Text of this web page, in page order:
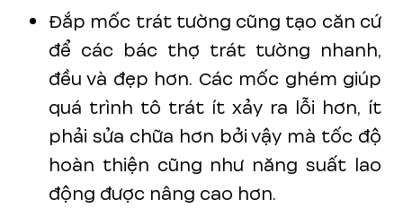
Đắp mốc trát tường cũng tạo căn cứ
để các bác thợ trát tường nhanh,
đều và đẹp hơn. Các mốc ghém giúp
quá trình tô trát ít xảy ra lỗi hơn, ít
phải sửa chữa hơn bởi vậy mà tốc độ
hoàn thiện cũng như năng suất lao
động được nâng cao hơn.